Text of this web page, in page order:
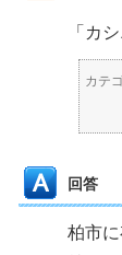
「カ
カテ
回答
柏市